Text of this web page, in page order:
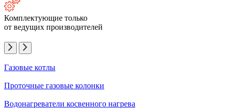
Комплектующие только
от ведущих производителей
Газовые котлы
Проточные газовые колонки
Водонагреватели косвенного нагрева